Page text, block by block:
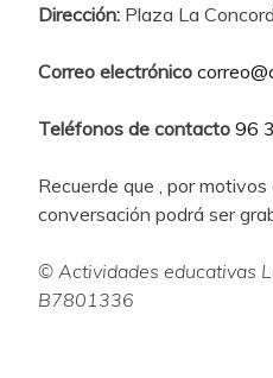
Dirección: Plaza La
Correo electrónico
Teléfonos de contacto 96
Recuerde que , por motivos
conversación podrá ser
© Actividades educativas
B7801336